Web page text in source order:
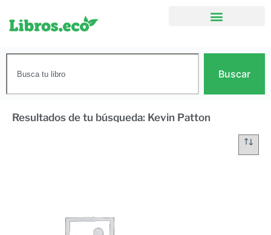
Buscar
Resultados de tu búsqueda: Kevin Patton